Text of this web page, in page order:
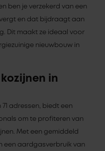
ben je verzekerd van een
en dat bijdraagt aan
Dit maakt ze ideaal voor
nieuwbouw in
in
71 adressen, biedt een
om te profiteren van
Met een gemiddeld
een aardgasverbruik van